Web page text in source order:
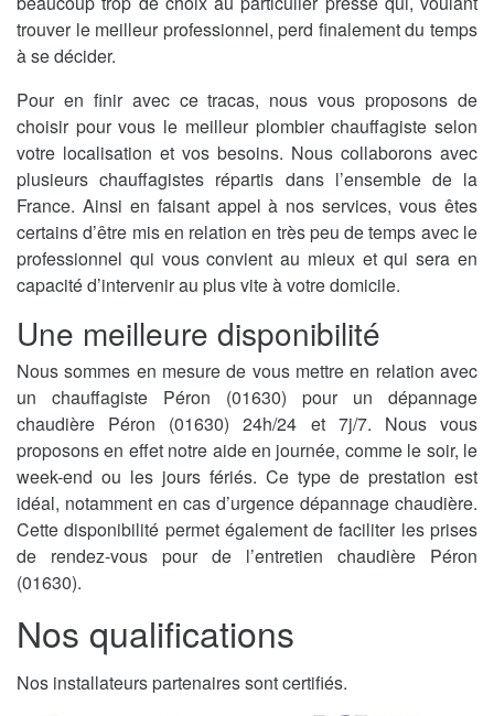
trouver le meilleur professionnel, perd finalement du temps
à se décider.
Pour en finir avec ce tracas, nous vous proposons de
choisir pour vous le meilleur plombier chauffagiste selon
votre localisation et vos besoins. Nous collaborons avec
plusieurs chauffagistes répartis dans l’ensemble de la
France. Ainsi en faisant appel à nos services, vous êtes
certains d’être mis en relation en très peu de temps avec le
professionnel qui vous convient au mieux et qui sera en
capacité d’intervenir au plus vite à votre domicile.
Une meilleure disponibilité
Nous sommes en mesure de vous mettre en relation avec
un chauffagiste Péron (01630) pour un dépannage
chaudière Péron (01630) 24h/24 et 7j/7. Nous vous
proposons en effet notre aide en journée, comme le soir, le
week-end ou les jours fériés. Ce type de prestation est
idéal, notamment en cas d’urgence dépannage chaudière.
Cette disponibilité permet également de faciliter les prises
de rendez-vous pour de l’entretien chaudière Péron
(01630).
Nos qualifications
Nos installateurs partenaires sont certifiés.